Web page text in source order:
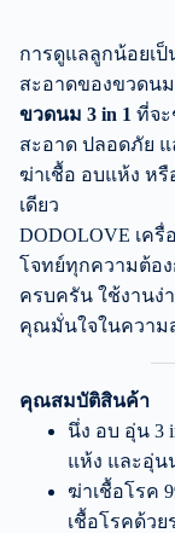
การดูแลลูกน้อยเป็
สะอาดของขวดน
ขวดนม 3 in 1 ที่จ
สะอาด ปลอดภัย แ
ฆ่าเชื้อ อบแห้ง หรื
เดียว
DODOLOVE เค
โจทย์ทุกความต้อ
ครบครัน ใช้งานง่
คุณมั่นใจในความ
คุณสมบัติสินค้า
นึ่ง อบ อุ่น 3
แห้ง และอุ่น
ฆ่าเชื้อโรค
เชื้อโรคด้ว